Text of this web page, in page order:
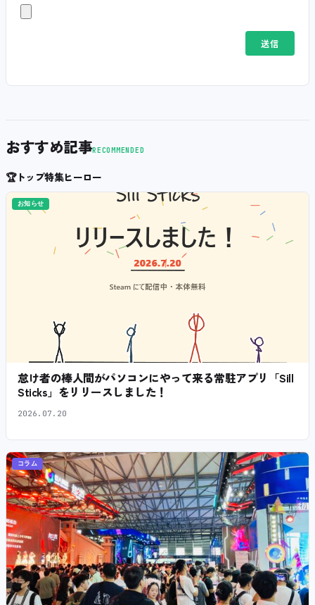
おすすめ記事RECOMMENDED
🏆トップ特集ヒーロー
お知らせ
怠け者の棒人間がパソコンにやって来る常駐アプリ「Sill
Sticks」をリリースしました！
2026.07.20
コラム